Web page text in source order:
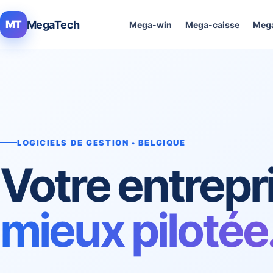
MT MegaTech Mega-win Mega-caisse
LOGICIELS DE GESTION • BELGIQUE
Votre
mieux